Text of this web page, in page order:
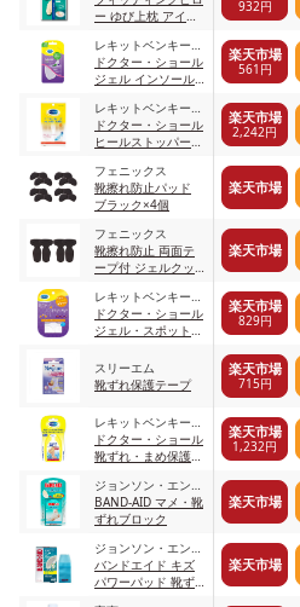
ー ゆび上枕 アイボ
932円
レキットベンキーザ
ー・ジャパン
ドクター・ショール
ジェル インソール
楽天市場
561円
レキットベンキーザ
ー・ジャパン
ドクター・ショール
ヒールストッパー
ベージュ
楽天市場
2,242円
フェニックス
靴擦れ防止パッド
ブラック×4個
楽天市場
フェニックス
靴擦れ防止 両面テ
ープ付 ジェルクッ
楽天市場
レキットベンキーザ
ー・ジャパン
ドクター・ショール
ジェル・スポット・
楽天市場
829円
スリーエム
靴ずれ保護テープ
楽天市場
715円
レキットベンキーザ
ー・ジャパン
ドクター・ショール
靴ずれ・まめ保護
楽天市場
1,232円
ジョンソン・エン
ド・ジョンソン
BAND-AID マメ・靴
ずれブロック
楽天市場
ジョンソン・エン
ド・ジョンソン
バンドエイド キズ
パワーパッド 靴ず
楽天市場